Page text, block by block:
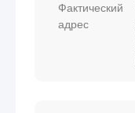
Фактический
адрес